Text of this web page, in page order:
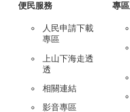
便民服務
人民申請下載
專區
上山下海走透
透
相關連結
影音專區
專